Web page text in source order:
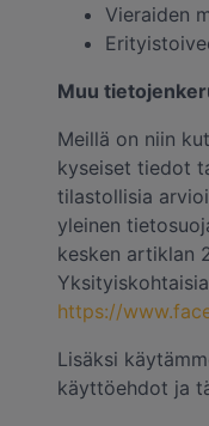
Vieraiden
Muu
Meillä on niin
kyseiset tiedot
tilastollisia
yleinen
kesken artiklan
https://
Lisäksi
käyttöehdot ja